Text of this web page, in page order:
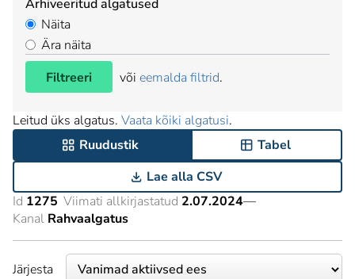
Arhiveeritud algatused
Näita
Ära näita
Filtreeri
või eemalda filtrid.
Leitud üks algatus. Vaata kõiki algatusi.
Ruudustik
Tabel
Lae alla CSV
Id 1275 Viimati allkirjastatud 2.07.2024—
Kanal Rahvaalgatus
Järjesta